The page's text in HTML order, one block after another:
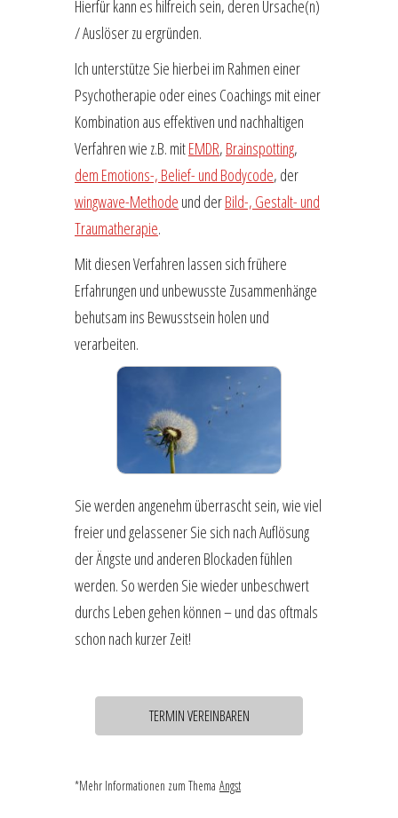
Hierfür kann es hilfreich sein, deren Ursache(n)
/ Auslöser zu ergründen.
Ich unterstütze Sie hierbei im Rahmen einer
Psychotherapie oder eines Coachings mit einer
Kombination aus effektiven und nachhaltigen
Verfahren wie z.B. mitEMDR, Brainspotting,
dem Emotions-, Belief- und Bodycode, der
wingwave-Methode und derBild-, Gestalt- und
Traumatherapie.
Mit diesen Verfahren lassen sich frühere
Erfahrungen und unbewusste Zusammenhänge
behutsam ins Bewusstsein holen und
verarbeiten.
Sie werden angenehm überrascht sein, wie viel
freier und gelassener Sie sich nach Auflösung
der Ängste und anderen Blockaden fühlen
werden. So werden Sie wieder unbeschwert
durchs Leben gehen können – und das oftmals
schon nach kurzer Zeit!
TERMIN VEREINBAREN
*Mehr Informationen zum Thema Angst